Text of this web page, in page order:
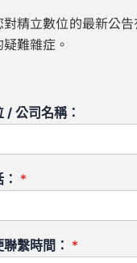
對精立數位的最新公
難雜症。
/ 公司名稱：
*
聯繫時間： *